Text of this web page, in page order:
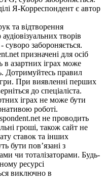
Я-Корреспондент є автор
та відтворення
творів
суворо забороняється.
призначені для осіб
азартних іграх може
Дотримуйтесь правил
гри. При виявленні перших
до спеціаліста.
іграх не може бути
роботі.
не проводить
гроші, також сайт не
ставок та інших
бути пов’язані з
чи тоталізаторами. Будь-
ресурсі
виключно в